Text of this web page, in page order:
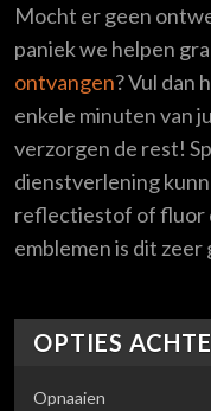
Mocht er geen
paniek we helpen
ontvangen? Vul dan
enkele minuten van
verzorgen de rest!
dienstverlening
reflectiestof of fluor
emblemen is dit zeer
OPTIES
Opnaaien